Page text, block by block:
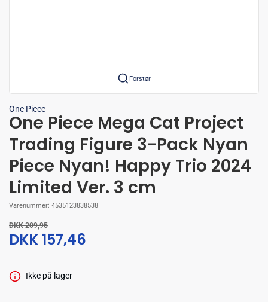
Forstør
One Piece
One Piece Mega Cat Project
Trading Figure 3-Pack Nyan
Piece Nyan! Happy Trio 2024
Limited Ver. 3 cm
Varenummer: 4535123838538
DKK 209,95
DKK 157,46
Ikke på lager